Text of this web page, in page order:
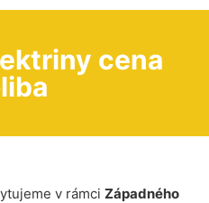
cena
v rámci Západného